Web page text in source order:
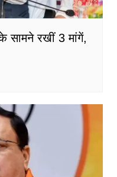
सामने रखीं 3 मांगें,